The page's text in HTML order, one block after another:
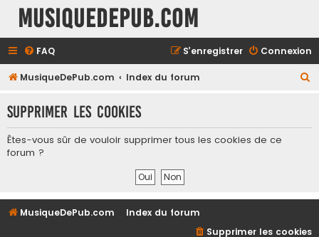
MusiqueDePub.com
FAQ Connexion
S’enregistrer
MusiqueDePub.com Index du forum
h
Supprimer les cookies
Êtes-vous sûr de vouloir supprimer tous les cookies de ce
forum ?
MusiqueDePub.com
Index du forum
Supprimer les cookies